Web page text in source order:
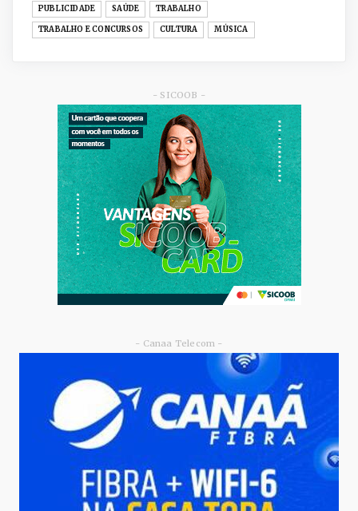
Junho 14, 2026
GRUPOM4
Junho 12, 2026
GRUPOM4
Celina Leão vira a página do CAD-DF e inicia
nova fase de ec...
Junho 09, 2026
PUBLICIDADE SAÚDE TRABALHO
TRABALHO E CONCURSOS CULTURA MÚSICA
- SICOOB -
- Canaa Telecom -